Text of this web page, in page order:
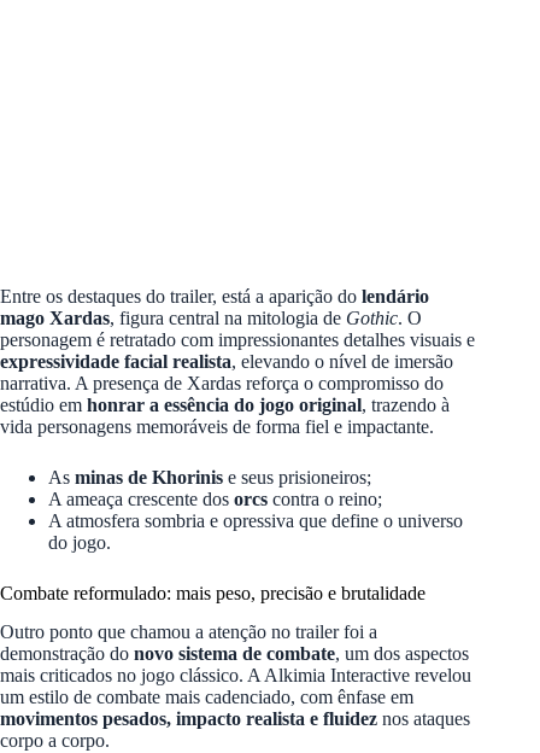
Entre os destaques do trailer, está a aparição do lendário
mago Xardas, figura central na mitologia de Gothic. O
personagem é retratado com impressionantes detalhes visuais e
expressividade facial realista, elevando o nível de imersão
narrativa. A presença de Xardas reforça o compromisso do
estúdio em honrar a essência do jogo original, trazendo à
vida personagens memoráveis de forma fiel e impactante.
As minas de Khorinis e seus prisioneiros;
A ameaça crescente dos orcs contra o reino;
A atmosfera sombria e opressiva que define o universo
do jogo.
Combate reformulado: mais peso, precisão e brutalidade
Outro ponto que chamou a atenção no trailer foi a
demonstração do novo sistema de combate, um dos aspectos
mais criticados no jogo clássico. A Alkimia Interactive revelou
um estilo de combate mais cadenciado, com ênfase em
movimentos pesados, impacto realista e fluidez nos ataques
corpo a corpo.